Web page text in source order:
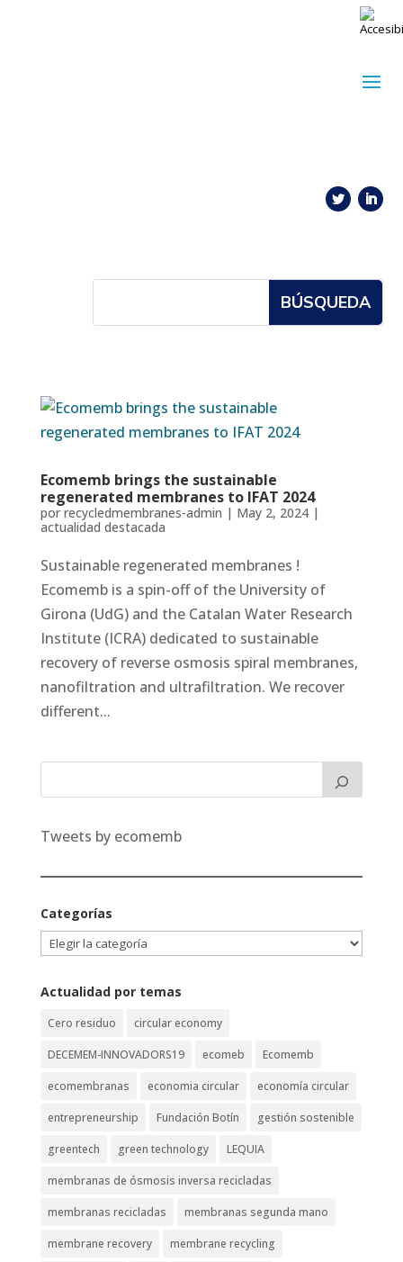
Ecomemb brings the sustainable
regenerated membranes to IFAT 2024
por recycledmembranes-admin | May 2, 2024|
actualidad destacada
Sustainable regenerated membranes !
Ecomemb is a spin-off of the University of
Girona (UdG) and the Catalan Water Research
Institute (ICRA) dedicated to sustainable
recovery of reverse osmosis spiral membranes,
nanofiltration and ultrafiltration. We recover
different...
Tweets by ecomemb
Categorías
Categorías
Actualidad por temas
Cero residuo circular economy
DECEMEM-INNOVADORS19 ecomeb Ecomemb
ecomembranas economia circular economía circular
entrepreneurship Fundación Botín gestión sostenible
greentech green technology LEQUIA
membranas de ósmosis inversa recicladas
membranas recicladas membranas segunda mano
membrane recovery membrane recycling